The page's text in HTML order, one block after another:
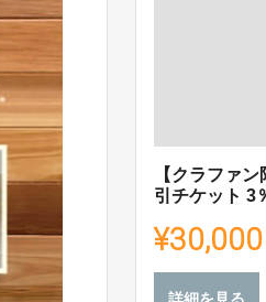
【クラファ
引チケット 3
¥30,000